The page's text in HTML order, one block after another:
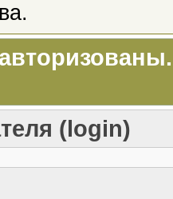
(login)